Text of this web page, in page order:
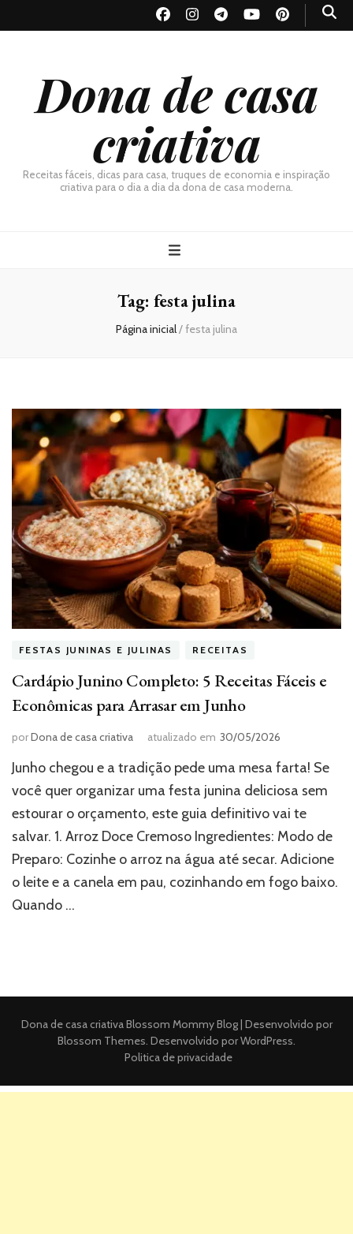
Dona de casa
criativa
Receitas fáceis, dicas para casa, truques de economia e inspiração
criativa para o dia a dia da dona de casa moderna.
Tag: festa julina
Página inicial/festa julina
FESTAS JUNINAS E JULINAS RECEITAS
Cardápio Junino Completo: 5 Receitas Fáceis e
Econômicas para Arrasar em Junho
porDona de casa criativa atualizado em 30/05/2026
Junho chegou e a tradição pede uma mesa farta! Se
você quer organizar uma festa junina deliciosa sem
estourar o orçamento, este guia definitivo vai te
salvar. 1. Arroz Doce Cremoso Ingredientes: Modo de
Preparo: Cozinhe o arroz na água até secar. Adicione
o leite e a canela em pau, cozinhando em fogo baixo.
Quando …
Dona de casa criativaBlossom Mommy Blog | Desenvolvido por
Blossom Themes. Desenvolvido porWordPress.
Politica de privacidade